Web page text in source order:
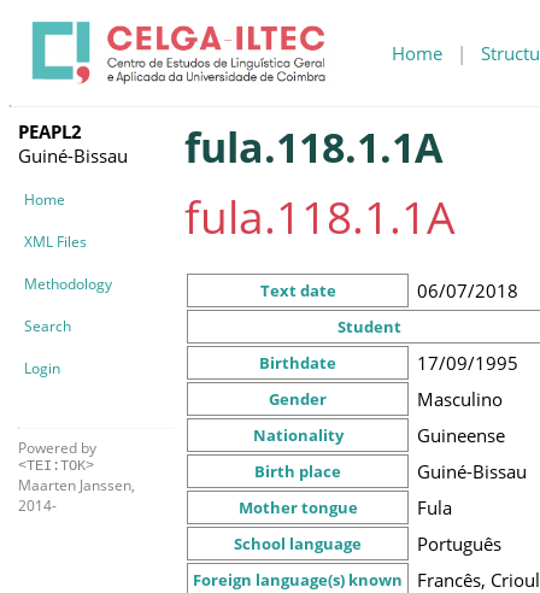
Home |
PEAPL2
Guiné-Bissau
Home
XML Files
Methodology
Search
Login
Powered by
<TEI:TOK>
Maarten Janssen,
2014-
fula.118.1.1A
fula.118.1.1A
Text date 06/07/2018
Student
Birthdate
17/09/1995
Gender Masculino
Nationality Guineense
Birth place Guiné-Bissau
Mother tongue Fula
School language Português
Foreign language(s) known Francês,